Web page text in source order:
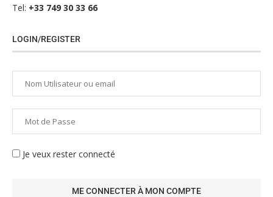
Tel: +33 749 30 33 66
LOGIN/REGISTER
Je veux rester connecté